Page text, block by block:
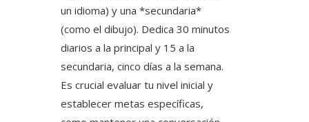
un idioma) y una *secundaria*
(como el dibujo). Dedica 30 minutos
diarios a la principal y 15 a la
secundaria, cinco días a la semana.
Es crucial evaluar tu nivel inicial y
establecer metas específicas,